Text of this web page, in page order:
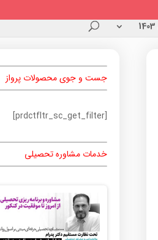
جست و جوی محصولات پرواز
[prdctfltr_sc_get_filter]
خدمات مشاوره تحصیلی